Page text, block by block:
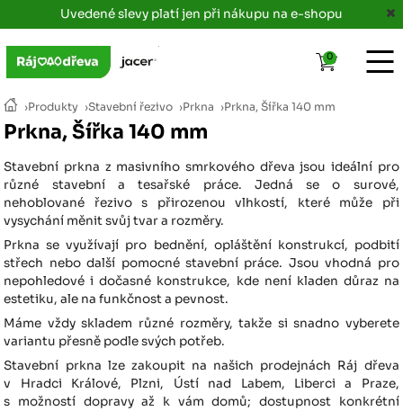
Uvedené slevy platí jen při nákupu na e-shopu
›Produkty ›Stavební řezivo ›Prkna ›Prkna, Šířka 140 mm
Prkna, Šířka 140 mm
Stavební prkna z masivního smrkového dřeva jsou ideální pro
různé stavební a tesařské práce. Jedná se o surové,
nehoblované řezivo s přirozenou vlhkostí, které může při
vysychání měnit svůj tvar a rozměry.
Prkna se využívají pro bednění, opláštění konstrukcí, podbití
střech nebo další pomocné stavební práce. Jsou vhodná pro
nepohledové i dočasné konstrukce, kde není kladen důraz na
estetiku, ale na funkčnost a pevnost.
Máme vždy skladem různé rozměry, takže si snadno vyberete
variantu přesně podle svých potřeb.
Stavební prkna lze zakoupit na našich prodejnách Ráj dřeva
v Hradci Králové, Plzni, Ústí nad Labem, Liberci a Praze,
s možností dopravy až k vám domů; dostupnost konkrétní
0